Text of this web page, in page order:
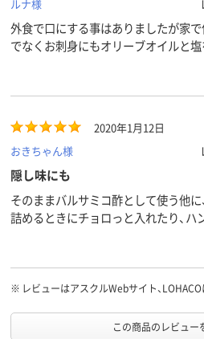
ルナ様
外食で口にする事はありましたが家
でなくお刺身にもオリーブオイルと
2020年1月12日
おきちゃん様
隠し味にも
そのままバルサミコ酢として使う他
詰めるときにチョロっと入れたり、
利用したソース（赤ワイン・ケチャッ
が良くて、だらだら垂れなくていいで
※ レビューはアスクルWebサイト、
この商品のレビュー